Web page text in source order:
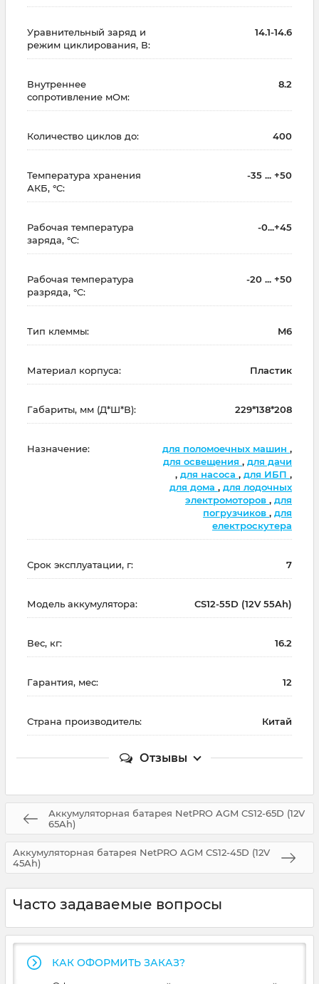
Уравнительный заряд и
режим циклирования, В:
14.1-14.6
Внутреннее
сопротивление мОм:
8.2
Количество циклов до: 400
Температура хранения
АКБ, °C:
-35 ... +50
Рабочая температура
заряда, °C:
-0...+45
Рабочая температура
разряда, °C:
-20 ... +50
Тип клеммы: M6
Материал корпуса: Пластик
Габариты, мм (Д*Ш*В): 229*138*208
Назначение: для поломоечных машин ,
для освещения , для дачи
, для насоса , для ИБП ,
для дома , для лодочных
электромоторов , для
погрузчиков , для
електроскутера
Срок эксплуатации, г: 7
Модель аккумулятора: CS12-55D (12V 55Ah)
Вес, кг: 16.2
Гарантия, мес: 12
Страна производитель: Китай
Отзывы
Аккумуляторная батарея NetPRO AGM CS12-65D (12V
65Ah)
Аккумуляторная батарея NetPRO AGM CS12-45D (12V
45Ah)
Часто задаваемые вопросы
КАК ОФОРМИТЬ ЗАКАЗ?